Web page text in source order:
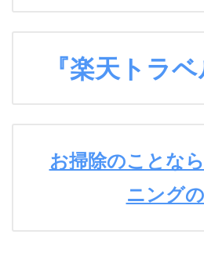
『楽天トラベ
お掃除のことな
ニング